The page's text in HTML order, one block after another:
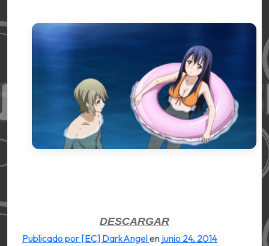
DESCARGAR
Publicado por [EC] DarkAngelen junio 24, 2014